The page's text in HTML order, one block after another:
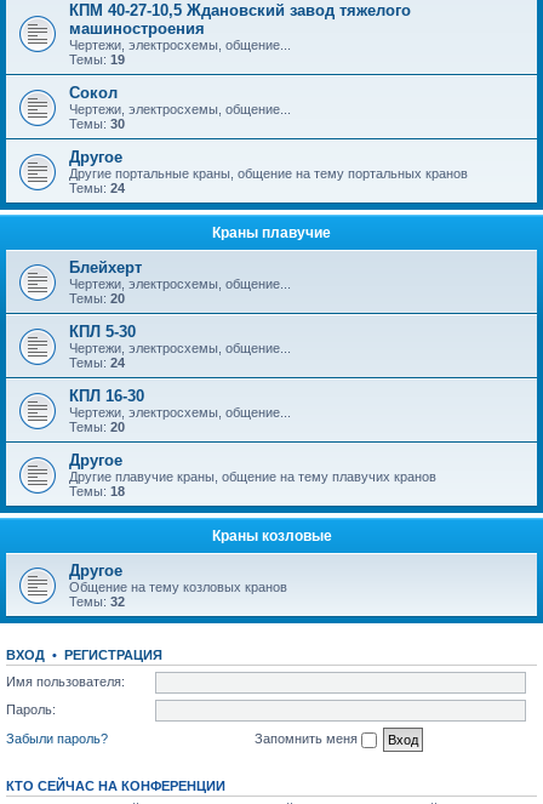
КПМ 40-27-10,5 Ждановский завод тяжелого
машиностроения
Чертежи, электросхемы, общение...
Темы: 19
Сокол
Чертежи, электросхемы, общение...
Темы: 30
Другое
Другие портальные краны, общение на тему портальных кранов
Темы: 24
Краны плавучие
Блейхерт
Чертежи, электросхемы, общение...
Темы: 20
КПЛ 5-30
Чертежи, электросхемы, общение...
Темы: 24
КПЛ 16-30
Чертежи, электросхемы, общение...
Темы: 20
Другое
Другие плавучие краны, общение на тему плавучих кранов
Темы: 18
Краны козловые
Другое
Общение на тему козловых кранов
Темы: 32
ВХОД • РЕГИСТРАЦИЯ
Имя пользователя:
Пароль:
Забыли пароль?
Запомнить меня
КТО СЕЙЧАС НА КОНФЕРЕНЦИИ